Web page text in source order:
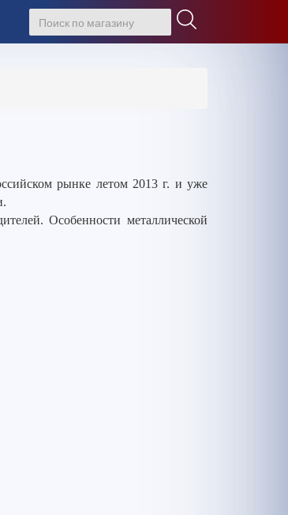
рынке летом 2013 г. и уже
Особенности металлической